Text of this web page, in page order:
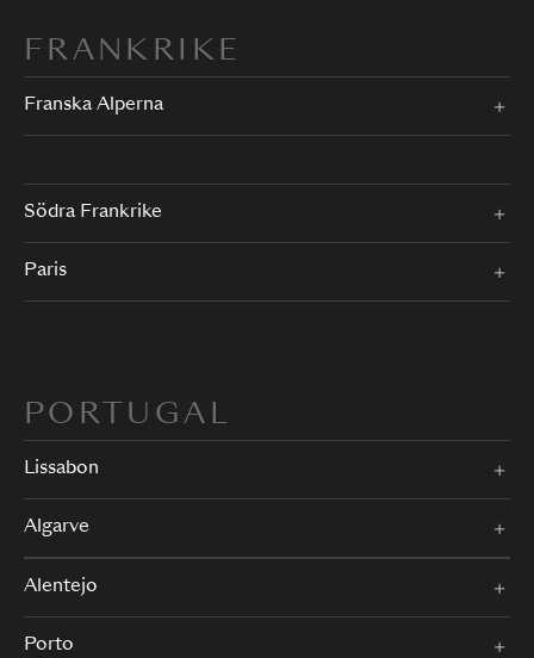
FRANKRIKE
Franska Alperna
Södra Frankrike
Paris
PORTUGAL
Lissabon
Algarve
Alentejo
Porto